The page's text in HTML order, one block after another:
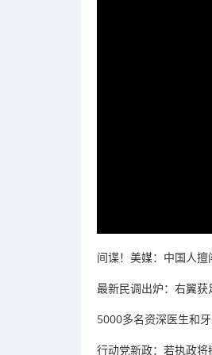
间谍！美媒：中国人擅
最新民调出炉：右翼获
5000多名资深医生和
行动党新政：若执政